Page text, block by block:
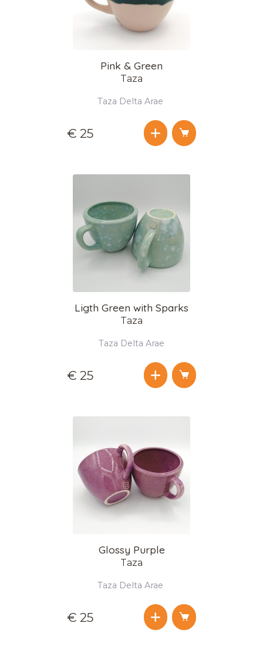
Pink & Green
Taza
Taza Delta Arae
€ 25
Ligth Green with Sparks
Taza
Taza Delta Arae
€ 25
Glossy Purple
Taza
Taza Delta Arae
€ 25